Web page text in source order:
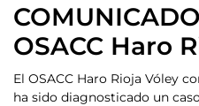
OSACC Haro
El OSACC Haro Rioja Vóley
ha sido diagnosticado un